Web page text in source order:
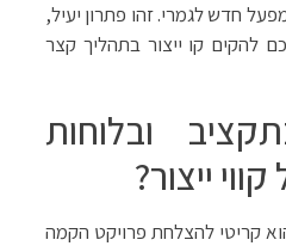
חדש לגמרי. זהו פתרון יעיל,
להקים קו ייצור בתהליך קצר
ובלוחות
ייצור?
קריטי להצלחת פרויקט הקמה